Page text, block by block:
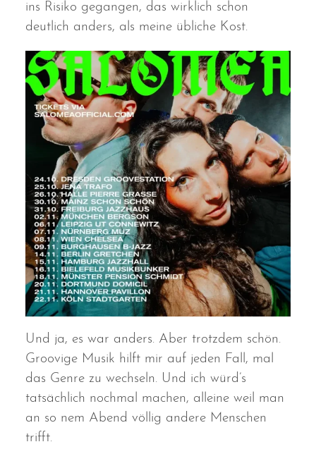
ins Risiko gegangen, das wirklich schon
deutlich anders, als meine übliche Kost.
Und ja, es war anders. Aber trotzdem schön.
Groovige Musik hilft mir auf jeden Fall, mal
das Genre zu wechseln. Und ich würd’s
tatsächlich nochmal machen, alleine weil man
an so nem Abend völlig andere Menschen
trifft.